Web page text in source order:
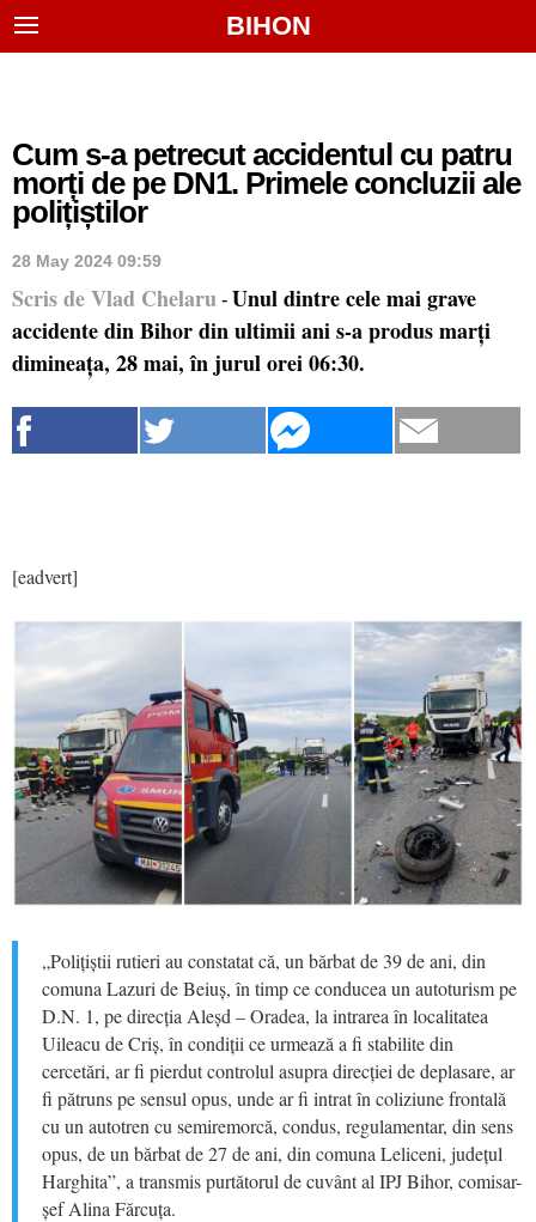
BIHON
Cum s-a petrecut accidentul cu patru
morți de pe DN1. Primele concluzii ale
polițiștilor
28 May 2024 09:59
Scris de Vlad Chelaru - Unul dintre cele mai grave
accidente din Bihor din ultimii ani s-a produs marți
dimineața, 28 mai, în jurul orei 06:30.
[eadvert]
„Polițiștii rutieri au constatat că, un bărbat de 39 de ani, din
comuna Lazuri de Beiuș, în timp ce conducea un autoturism pe
D.N. 1, pe direcția Aleșd – Oradea, la intrarea în localitatea
Uileacu de Criș, în condiții ce urmează a fi stabilite din
cercetări, ar fi pierdut controlul asupra direcției de deplasare, ar
fi pătruns pe sensul opus, unde ar fi intrat în coliziune frontală
cu un autotren cu semiremorcă, condus, regulamentar, din sens
opus, de un bărbat de 27 de ani, din comuna Leliceni, județul
Harghita”, a transmis purtătorul de cuvânt al IPJ Bihor, comisar-
șef Alina Fărcuța.